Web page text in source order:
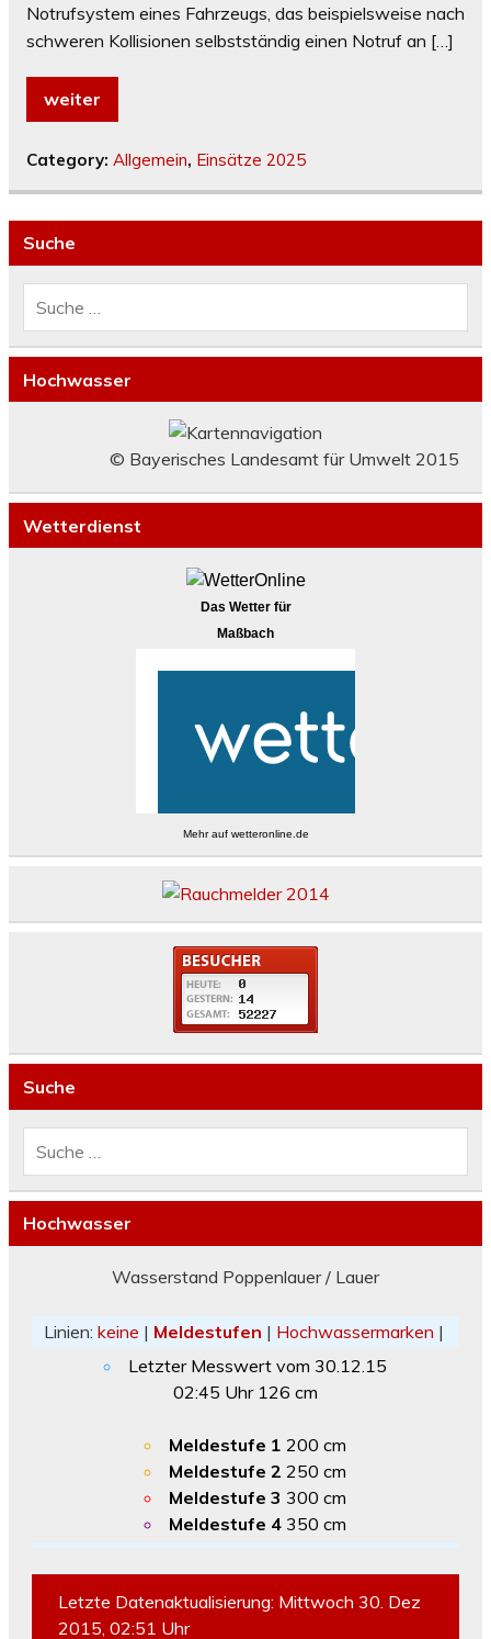
Notrufsystem eines Fahrzeugs, das beispielsweise nach
schweren Kollisionen selbstständig einen Notruf an […]
weiter
Category: Allgemein, Einsätze 2025
Suche
Hochwasser
© Bayerisches Landesamt für Umwelt 2015
Wetterdienst
Das Wetter für
Maßbach
Mehr auf wetteronline.de
Suche
Hochwasser
Wasserstand Poppenlauer / Lauer
Linien: keine | Meldestufen | Hochwassermarken |
Letzter Messwert vom 30.12.15
02:45 Uhr 126 cm
Meldestufe 1 200 cm
Meldestufe 2 250 cm
Meldestufe 3 300 cm
Meldestufe 4 350 cm
Letzte Datenaktualisierung: Mittwoch 30. Dez
2015, 02:51 Uhr